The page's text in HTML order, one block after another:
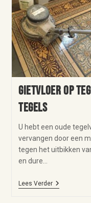
Gietvloer op
tegels
U hebt een oude
vervangen door een
tegen het uitbikken
en dure…
Lees Verder